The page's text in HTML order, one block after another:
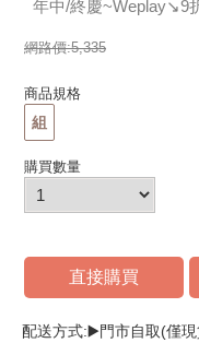
年中/終慶~Weplay↘9
網路價:5,335
商品規格
組
購買數量
直接購買
配送方式:▶️門市自取(僅